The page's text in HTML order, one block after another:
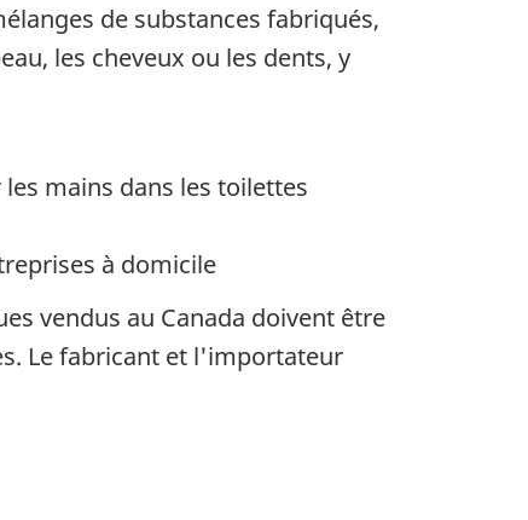
de substances fabriqués,
les cheveux ou les dents, y
mains dans les toilettes
à domicile
vendus au Canada doivent être
Le fabricant et l'importateur